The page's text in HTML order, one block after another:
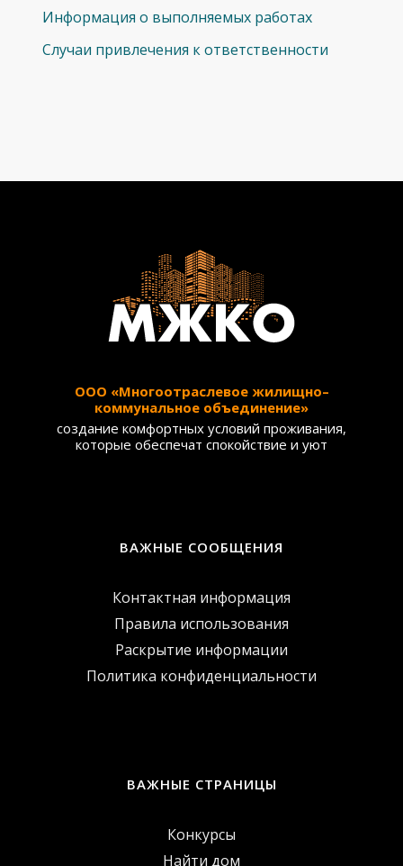
Информация о выполняемых работах
Cлучаи привлечения к ответственности
ООО «Многоотраслевое жилищно–
коммунальное объединение»
создание комфортных условий проживания,
которые обеспечат спокойствие и уют
ВАЖНЫЕ СООБЩЕНИЯ
Контактная информация
Правила использования
Раскрытие информации
Политика конфиденциальности
ВАЖНЫЕ СТРАНИЦЫ
Конкурсы
Найти дом